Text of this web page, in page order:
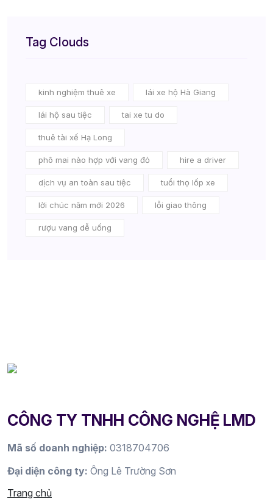
Tag Clouds
kinh nghiệm thuê xe lái xe hộ Hà Giang
lái hộ sau tiệc tai xe tu do
thuê tài xế Hạ Long
phô mai nào hợp với vang đỏ hire a driver
dịch vụ an toàn sau tiệc tuổi thọ lốp xe
lời chúc năm mới 2026 lỗi giao thông
rượu vang dễ uống
CÔNG TY TNHH CÔNG NGHỆ LMD
Mã số doanh nghiệp: 0318704706
Đại diện công ty: Ông Lê Trường Sơn
Trang chủ